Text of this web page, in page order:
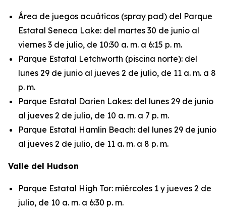
Área de juegos acuáticos (spray pad) del Parque
Estatal Seneca Lake: del martes 30 de junio al
viernes 3 de julio, de 10:30 a. m. a 6:15 p. m.
Parque Estatal Letchworth (piscina norte): del
lunes 29 de junio al jueves 2 de julio, de 11 a. m. a 8
p. m.
Parque Estatal Darien Lakes: del lunes 29 de junio
al jueves 2 de julio, de 10 a. m. a 7 p. m.
Parque Estatal Hamlin Beach: del lunes 29 de junio
al jueves 2 de julio, de 11 a. m. a 8 p. m.
Valle del Hudson
Parque Estatal High Tor: miércoles 1 y jueves 2 de
julio, de 10 a. m. a 6:30 p. m.